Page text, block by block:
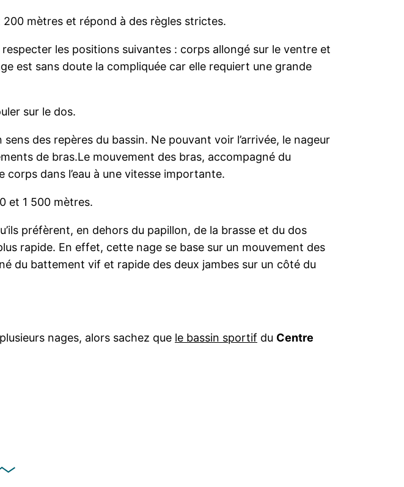
mètres et répond à des règles strictes.
les positions suivantes : corps allongé sur le ventre et
est sans doute la compliquée car elle requiert une grande
sur le dos.
des repères du bassin. Ne pouvant voir l’arrivée, le nageur
de bras.Le mouvement des bras, accompagné du
dans l’eau à une vitesse importante.
et 1 500 mètres.
préfèrent, en dehors du papillon, de la brasse et du dos
rapide. En effet, cette nage se base sur un mouvement des
du battement vif et rapide des deux jambes sur un côté du
nages, alors sachez que le bassin sportif du Centre